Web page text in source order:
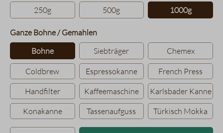
250g
500g 1000g
Ganze Bohne / Gemahlenauswählen
Bohne
Siebträger Chemex
Coldbrew Espressokanne
French Press
Handfilter
Kaffeemaschine
Karlsbader Kanne
Konakanne
Tassenaufguss Türkisch Mokka